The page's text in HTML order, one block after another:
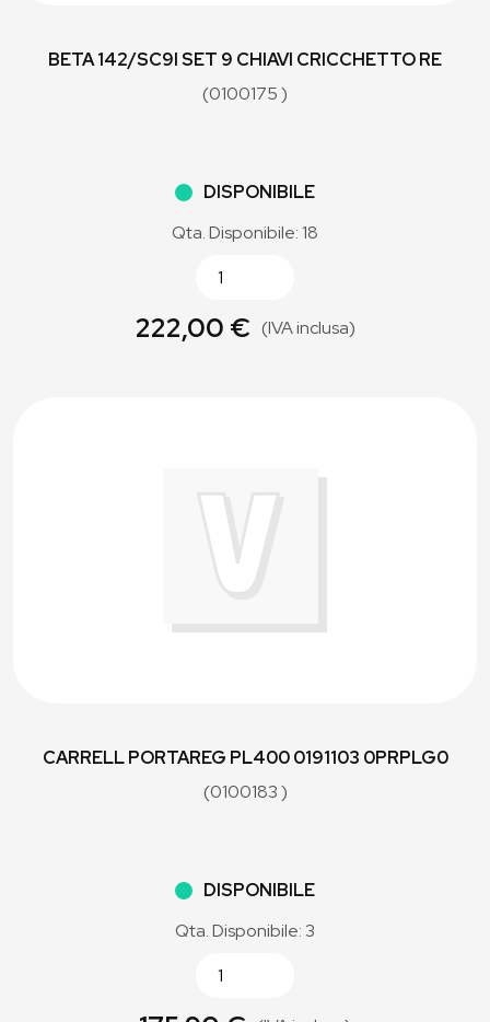
BETA 142/SC9I SET 9 CHIAVI CRICCHETTO RE
(0100175 )
DISPONIBILE
Qta. Disponibile: 18
222,00 € (IVA inclusa)
CARRELL PORTAREG PL400 0191103 0PRPLG0
(0100183 )
DISPONIBILE
Qta. Disponibile: 3